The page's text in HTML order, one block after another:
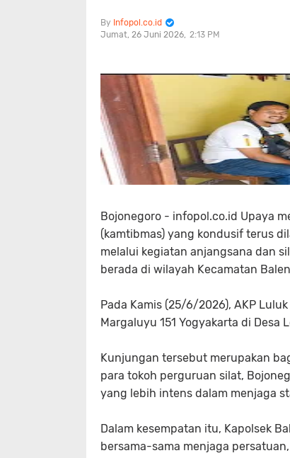
Infopol.co.id
Jumat, 26 Juni 2026 2:13 PM
Bojonegoro - infopol.co.id Upaya
(kamtibmas) yang kondusif terus
melalui kegiatan anjangsana dan
berada di wilayah Kecamatan
Pada Kamis (25/6/2026), AKP
Margaluyu 151 Yogyakarta di Desa
Kunjungan tersebut merupakan
para tokoh perguruan silat,
yang lebih intens dalam menjaga
Dalam kesempatan itu, Kapolsek
bersama-sama menjaga